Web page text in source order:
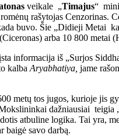
veikale „Timajus“ mini
rašytojas
buvo. Šie „Didieji
arba 10 800 metai
informacija iš „Surjos
kalba Aryabhatiya jame
metų tos jugos, kurioje jis
dažniausiai
atbuline logika. Tai yra,
baigė savo darbą.